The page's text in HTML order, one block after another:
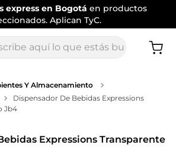
express en Bogotá en productos
Aplican TyC.
aquí lo que estás buscando
Y Almacenamiento
Dispensador De Bebidas Expressions
Jb4
Expressions Transparente